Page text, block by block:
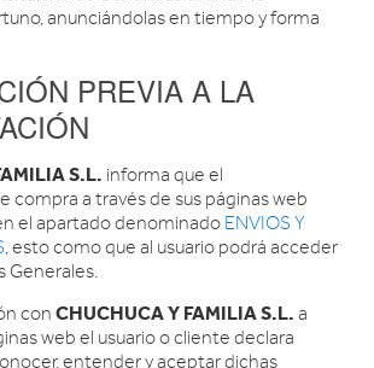
anunciándolas en tiempo y forma
PREVIA A LA
S.L. informa que el
compra a través de sus páginas web
el apartado denominado ENVIOS Y
, esto como que al usuario podrá acceder
Generales.
con CHUCHUCA Y FAMILIA S.L. a
web el usuario o cliente declara
entender y aceptar dichas